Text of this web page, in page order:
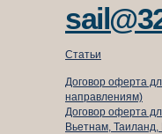
Статьи
Договор оферта
направлениям)
Договор оферта
Вьетнам,